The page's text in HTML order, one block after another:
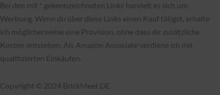
i
e
Bei den mit * gekennzeichneten Links handelt es sich um
Werbung. Wenn du über diese Links einen Kauf tätigst, erhalte
ich möglicherweise eine Provision, ohne dass dir zusätzliche
Kosten entstehen. Als Amazon Associate verdiene ich mit
qualifizierten Einkäufen.
Copyright © 2024 BrickMeet DE